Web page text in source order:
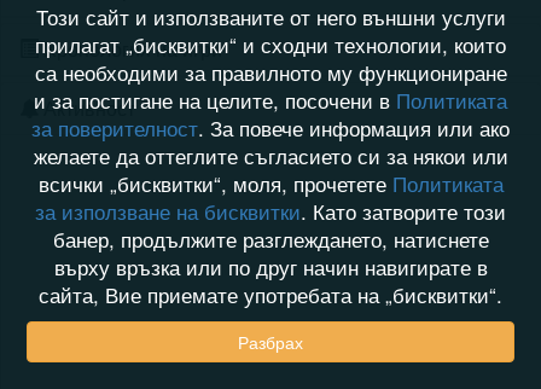
Хронология на игри
Активност
Този сайт и използваните от него външни услуги
прилагат „бисквитки“ и сходни технологии, които
са необходими за правилното му функциониране
и за постигане на целите, посочени в Политиката
за поверителност. За повече информация или ако
желаете да оттеглите съгласието си за някои или
всички „бисквитки“, моля, прочетете Политиката
за използване на бисквитки. Като затворите този
банер, продължите разглеждането, натиснете
върху връзка или по друг начин навигирате в
сайта, Вие приемате употребата на „бисквитки“.
Разбрах